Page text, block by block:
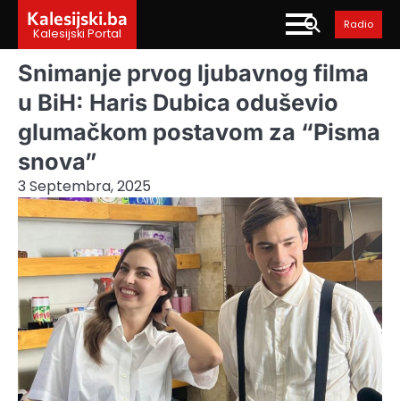
content
Kalesijski.ba
Kalesijski Portal
Radio
Snimanje prvog ljubavnog filma
u BiH: Haris Dubica oduševio
glumačkom postavom za “Pisma
snova”
3 Septembra, 2025